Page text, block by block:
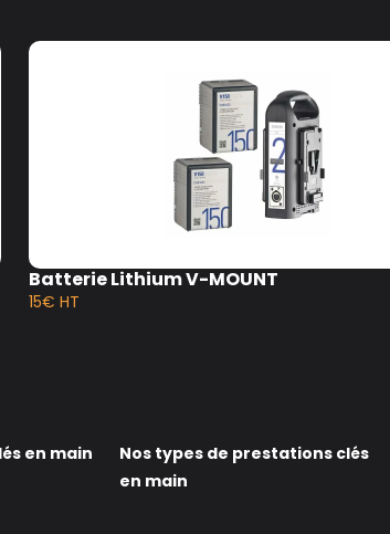
Batterie Lithium V-MOUNT
15€ HT
en main
Nos types de prestations clés
en main